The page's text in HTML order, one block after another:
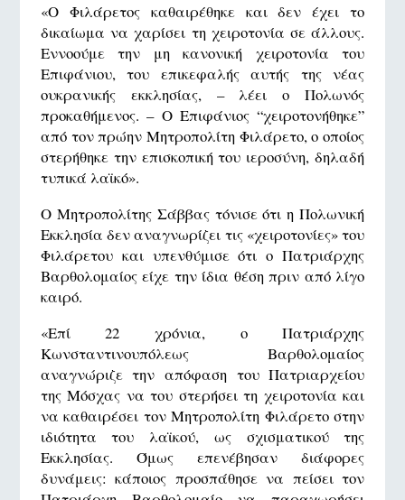
«Ο Φιλάρετος καθαιρέθηκε και δεν έχει το
δικαίωμα να χαρίσει τη χειροτονία σε άλλους.
Εννοούμε την μη κανονική χειροτονία του
Επιφάνιου, του επικεφαλής αυτής της νέας
ουκρανικής εκκλησίας, – λέει ο Πολωνός
προκαθήμενος. – Ο Επιφάνιος “χειροτονήθηκε”
από τον πρώην Μητροπολίτη Φιλάρετο, ο οποίος
στερήθηκε την επισκοπική του ιεροσύνη, δηλαδή
τυπικά λαϊκό».
Ο Μητροπολίτης Σάββας τόνισε ότι η Πολωνική
Εκκλησία δεν αναγνωρίζει τις «χειροτονίες» του
Φιλάρετου και υπενθύμισε ότι ο Πατριάρχης
Βαρθολομαίος είχε την ίδια θέση πριν από λίγο
καιρό.
«Επί 22 χρόνια, ο Πατριάρχης
Κωνσταντινουπόλεως Βαρθολομαίος
αναγνώριζε την απόφαση του Πατριαρχείου
της Μόσχας να του στερήσει τη χειροτονία και
να καθαιρέσει τον Μητροπολίτη Φιλάρετο στην
ιδιότητα του λαϊκού, ως σχισματικού της
Εκκλησίας. Όμως επενέβησαν διάφορες
δυνάμεις: κάποιος προσπάθησε να πείσει τον